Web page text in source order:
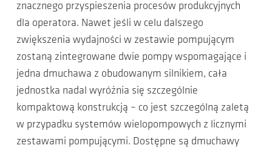
znacznego przyspieszenia procesów produkcyjnych
dla operatora. Nawet jeśli w celu dalszego
zwiększenia wydajności w zestawie pompującym
zostaną zintegrowane dwie pompy wspomagające i
jedna dmuchawa z obudowanym silnikiem, cała
jednostka nadal wyróżnia się szczególnie
kompaktową konstrukcją – co jest szczególną zaletą
w przypadku systemów wielopompowych z licznymi
zestawami pompującymi. Dostępne są dmuchawy